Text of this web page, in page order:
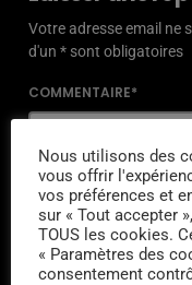
Votre adresse email ne
d'un * sont obligatoires
COMMENTAIRE*
NOM*
Nous utilisons des
vous offrir
vos préférences et
sur « Tout accepter
TOUS les cookies.
« Paramètres des
consentement